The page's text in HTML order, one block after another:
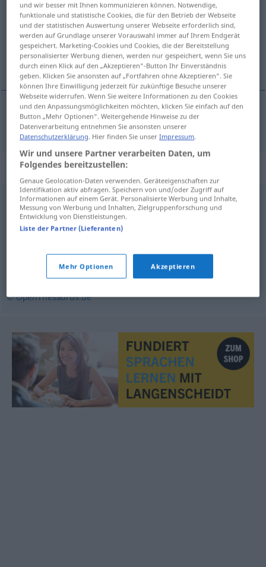
Übersicht aller Übersetzungen
(Für mehr Details die Übersetzung anklicken/antippen)
lógica
lógicaf Logik
Synonyme für "Logik"
Konsequenz,Vernunft,Gesetzmäßigkeit
Folgerichtigkeit
© OpenThesaurus.de
und wir besser mit Ihnen kommunizieren können. Notwendige,
funktionale und statistische Cookies, die für den Betrieb der Webseite
und der statistischen Auswertung unserer Webseite erforderlich sind,
werden auf Grundlage unserer Vorauswahl immer auf Ihrem Endgerät
gespeichert. Marketing-Cookies und Cookies, die der Bereitstellung
personalisierter Werbung dienen, werden nur gespeichert, wenn Sie uns
durch einen Klick auf den „Akzeptieren“-Button Ihr Einverständnis
geben. Klicken Sie ansonsten auf „Fortfahren ohne Akzeptieren“. Sie
können Ihre Einwilligung jederzeit für zukünftige Besuche unserer
Webseite widerrufen. Wenn Sie weitere Informationen zu den Cookies
und den Anpassungsmöglichkeiten möchten, klicken Sie einfach auf den
Button „Mehr Optionen“. Weitergehende Hinweise zu der
Datenverarbeitung entnehmen Sie ansonsten unserer
Datenschutzerklärung. Hier finden Sie unserImpressum.
Wir und unsere Partner verarbeiten Daten, um
Folgendes bereitzustellen:
Genaue Geolocation-Daten verwenden. Geräteeigenschaften zur
Identifikation aktiv abfragen. Speichern von und/oder Zugriff auf
Informationen auf einem Gerät. Personalisierte Werbung und Inhalte,
Messung von Werbung und Inhalten, Zielgruppenforschung und
Entwicklung von Dienstleistungen.
Liste der Partner (Lieferanten)
Mehr Optionen Akzeptieren